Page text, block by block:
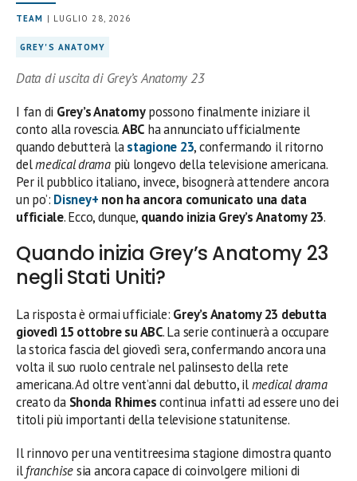
TEAM | LUGLIO 28, 2026
GREY'S ANATOMY
Data di uscita di Grey’s Anatomy 23
I fan di Grey’s Anatomypossono finalmente iniziare il
conto alla rovescia.ABC ha annunciato ufficialmente
quando debutterà lastagione 23, confermando il ritorno
delmedical dramapiù longevo della televisione americana.
Per il pubblico italiano, invece, bisognerà attendere ancora
un po’: Disney+ non ha ancora comunicato una data
ufficiale. Ecco, dunque, quando inizia Grey’s Anatomy 23.
Quando inizia Grey’s Anatomy 23
negli Stati Uniti?
La risposta è ormai ufficiale: Grey’s Anatomy 23 debutta
giovedì 15 ottobre su ABC. La serie continuerà a occupare
la storica fascia del giovedì sera, confermando ancora una
volta il suo ruolo centrale nel palinsesto della rete
americana. Ad oltre vent’anni dal debutto, ilmedical drama
creato da Shonda Rhimescontinua infatti ad essere uno dei
titoli più importanti della televisione statunitense.
Il rinnovo per una ventitreesima stagione dimostra quanto
ilfranchisesia ancora capace di coinvolgere milioni di